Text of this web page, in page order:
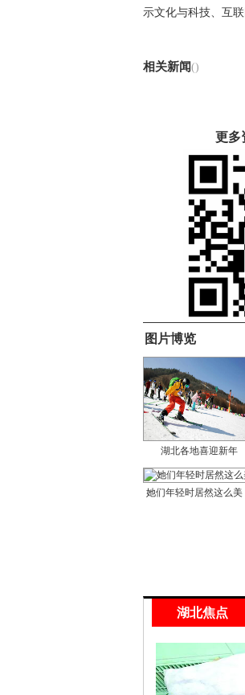
示文化与科技、互
相关新闻()
更多
图片博览
湖北各地喜迎新年
她们年轻时居然这么美
湖北焦点